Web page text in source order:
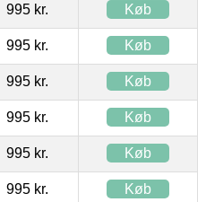
995 kr. Køb
995 kr. Køb
995 kr. Køb
995 kr. Køb
995 kr. Køb
995 kr. Køb